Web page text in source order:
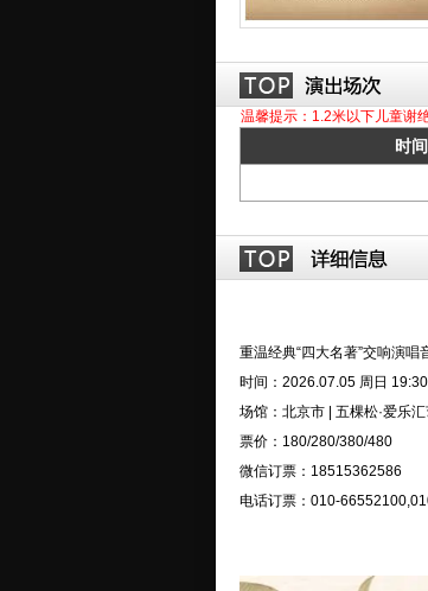
温馨提示：1.2米以下儿童谢
时间
重温经典“四大名著”交响演
时间：2026.07.05 周日 19:30
场馆：北京市 | 五棵松·爱乐
票价：180/280/380/480
微信订票：18515362586
电话订票：010-